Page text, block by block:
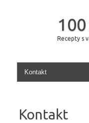
Recepty s
Kontakt